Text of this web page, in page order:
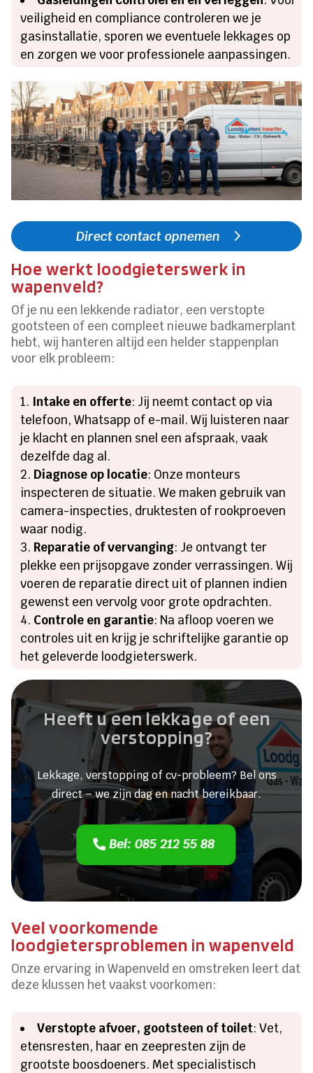
veiligheid en compliance controleren we je
gasinstallatie, sporen we eventuele lekkages op
en zorgen we voor professionele aanpassingen.
Direct contact opnemen
Hoe werkt loodgieterswerk in
wapenveld?
Of je nu een lekkende radiator, een verstopte
gootsteen of een compleet nieuwe badkamerplant
hebt, wij hanteren altijd een helder stappenplan
voor elk probleem:
Intake en offerte: Jij neemt contact op via
telefoon, Whatsapp of e-mail. Wij luisteren naar
je klacht en plannen snel een afspraak, vaak
dezelfde dag al.
Diagnose op locatie: Onze monteurs
inspecteren de situatie. We maken gebruik van
camera-inspecties, druktesten of rookproeven
waar nodig.
Reparatie of vervanging: Je ontvangt ter
plekke een prijsopgave zonder verrassingen. Wij
voeren de reparatie direct uit of plannen indien
gewenst een vervolg voor grote opdrachten.
Controle en garantie: Na afloop voeren we
controles uit en krijg je schriftelijke garantie op
het geleverde loodgieterswerk.
Heeft u een lekkage of een
verstopping?
Lekkage, verstopping of cv-probleem? Bel ons
direct – we zijn dag en nacht bereikbaar.
Bel: 085 212 55 88
Veel voorkomende
loodgietersproblemen in wapenveld
Onze ervaring in Wapenveld en omstreken leert dat
deze klussen het vaakst voorkomen:
Verstopte afvoer, gootsteen of toilet: Vet,
etensresten, haar en zeepresten zijn de
grootste boosdoeners. Met specialistisch